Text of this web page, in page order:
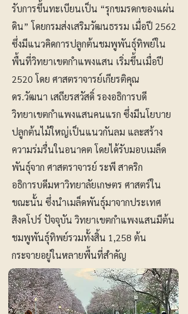
รับการขึ้นทะเบียนเป็น “รุกขมรดกของแผ่น
ดิน” โดยกรมส่งเสริมวัฒนธรรม เมื่อปี 2562
ซึ่งมีแนวคิดการปลูกต้นชมพูพันธุ์ทิพย์ใน
พื้นที่วิทยาเขตกำแพงแสน เริ่มขึ้นเมื่อปี
2520 โดย ศาสตราจารย์เกียรติคุณ
ดร.วัฒนา เสถียรสวัสดิ์ รองอธิการบดี
วิทยาเขตกำแพงแสนคนแรก ซึ่งมีนโยบาย
ปลูกต้นไม้ใหญ่เป็นแนวกันลม และสร้าง
ความร่มรื่นในอนาคต โดยได้รับมอบเมล็ด
พันธุ์จาก ศาสตราจารย์ ระพี สาคริก
อธิการบดีมหาวิทยาลัยเกษตร ศาสตร์ใน
ขณะนั้น ซึ่งนำเมล็ดพันธุ์มาจากประเทศ
สิงคโปร์ ปัจจุบัน วิทยาเขตกำแพงแสนมีต้น
ชมพูพันธุ์ทิพย์รวมทั้งสิ้น 1,258 ต้น
กระจายอยู่ในหลายพื้นที่สำคัญ